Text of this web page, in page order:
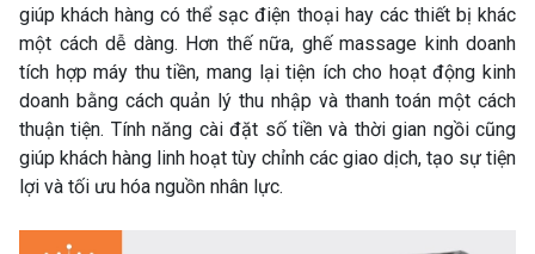
giúp khách hàng có thể sạc điện thoại hay các thiết bị khác
một cách dễ dàng. Hơn thế nữa, ghế massage kinh doanh
tích hợp máy thu tiền, mang lại tiện ích cho hoạt động kinh
doanh bằng cách quản lý thu nhập và thanh toán một cách
thuận tiện. Tính năng cài đặt số tiền và thời gian ngồi cũng
giúp khách hàng linh hoạt tùy chỉnh các giao dịch, tạo sự tiện
lợi và tối ưu hóa nguồn nhân lực.